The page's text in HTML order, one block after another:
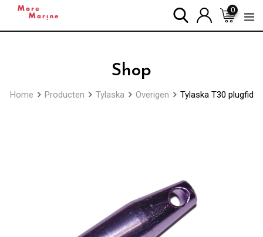
0
Shop
Home Producten Tylaska Overigen Tylaska T30 plugfid